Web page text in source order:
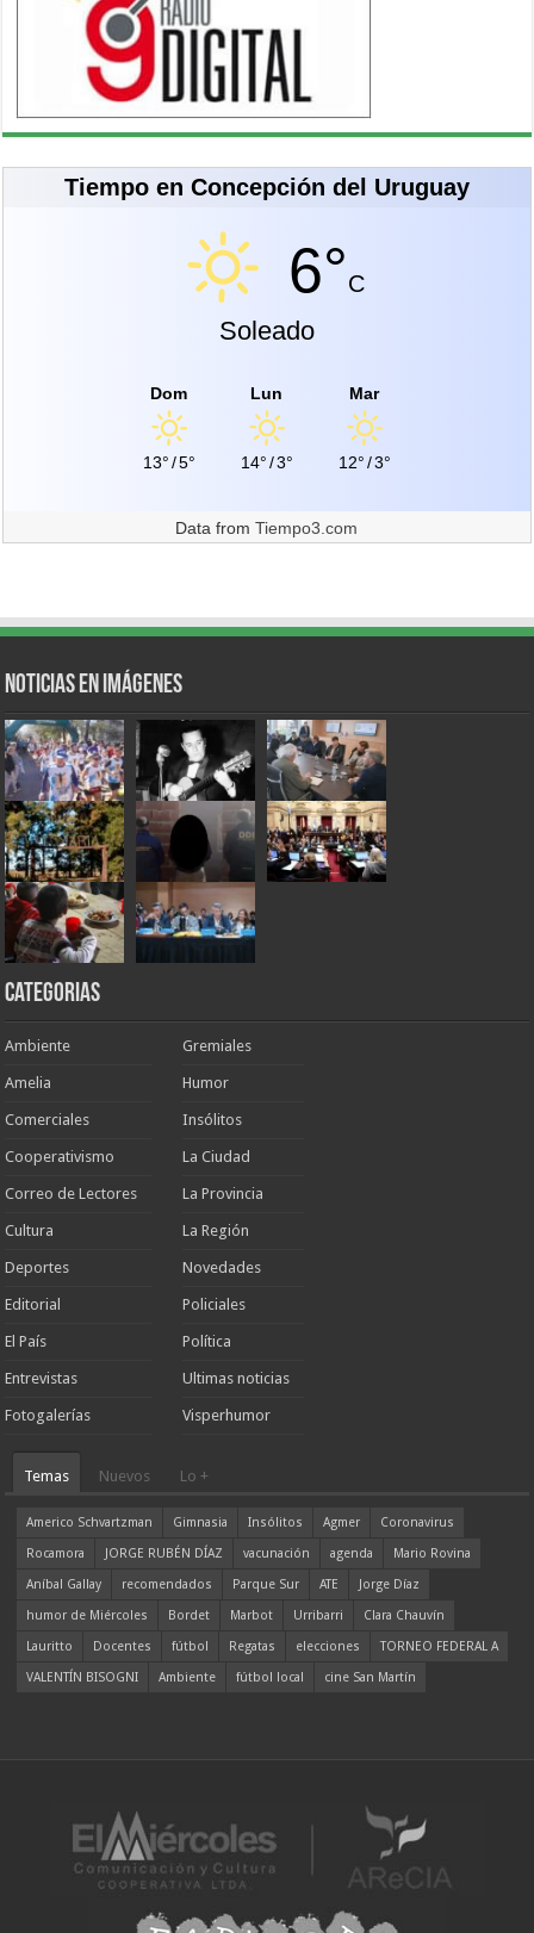
Tiempo en Concepción del Uruguay
6°C
Soleado
Dom
13°/5°
Lun
14°/3°
Mar
12°/3°
Data fromTiempo3.com
Noticias en Imágenes
Categorias
Ambiente
Amelia
Comerciales
Cooperativismo
Correo de Lectores
Cultura
Deportes
Editorial
El País
Entrevistas
Fotogalerías
Gremiales
Humor
Insólitos
La Ciudad
La Provincia
La Región
Novedades
Policiales
Política
Ultimas noticias
Visperhumor
Temas Nuevos Lo +
Americo Schvartzman Gimnasia Insólitos Agmer
Coronavirus
Rocamora
JORGE RUBÉN DÍAZ vacunación agenda
Mario Rovina
Aníbal Gallay
recomendados Parque Sur ATE
Jorge Díaz
humor de Miércoles
Bordet Marbot Urribarri
Clara Chauvín
Lauritto
Docentes fútbol Regatas elecciones
TORNEO FEDERAL A
VALENTÍN BISOGNI
Ambiente fútbol local cine San Martín